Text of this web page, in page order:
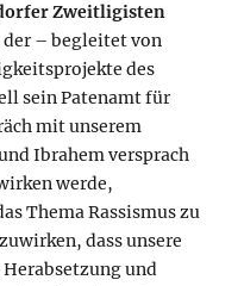
Zweitligisten
der – begleitet von
des
sein Patenamt für
mit unserem
Ibrahem versprach
werde,
Thema Rassismus zu
dass unsere
Herabsetzung und